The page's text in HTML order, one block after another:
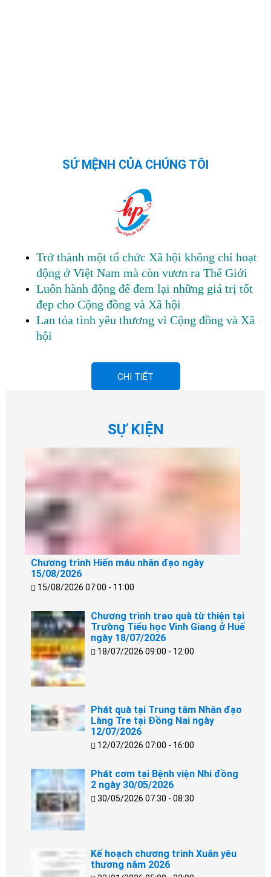
SỨ MỆNH CỦA CHÚNG TÔI
Trở thành một tổ chức Xã hội không chỉ hoạt
động ở Việt Nam mà còn vươn ra Thế Giới
Luôn hành động để đem lại những giá trị tốt
đẹp cho Cộng đồng và Xã hội
Lan tỏa tình yêu thương vì Cộng đồng và Xã
hội
CHI TIẾT
SỰ KIỆN
Chương trình Hiến máu nhân đạo ngày
15/08/2026
15/08/2026 07:00 - 11:00
Chương trình trao quà từ thiện tại
Trường Tiểu học Vinh Giang ở Huế
ngày 18/07/2026
18/07/2026 09:00 - 12:00
Phát quà tại Trung tâm Nhân đạo
Làng Tre tại Đồng Nai ngày
12/07/2026
12/07/2026 07:00 - 16:00
Phát cơm tại Bệnh viện Nhi đồng
2 ngày 30/05/2026
30/05/2026 07:30 - 08:30
Kế hoạch chương trình Xuân yêu
thương năm 2026